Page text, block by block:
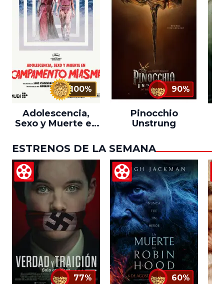
100%
Adolescencia,
Sexo y Muerte en
Miasma
90%
Pinocchio
Unstrung
ESTRENOS DE LA SEMANA
77% 60%